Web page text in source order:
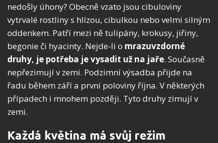
nedošly úhony? Obecně vzato jsou cibuloviny
vytrvalé rostliny s hlízou, cibulkou nebo velmi silným
oddenkem. Patří mezi ně tulipány, krokusy, jiřiny,
begonie či hyacinty. Nejde-li o mrazuvzdorné
druhy, je potřeba je vysadit už na jaře. Současně
nepřezimují v zemi. Podzimní výsadba přijde na
řadu během září a první poloviny října. V některých
případech i mnohem později. Tyto druhy zimují v
zemi.
Každá květina má svůj režim